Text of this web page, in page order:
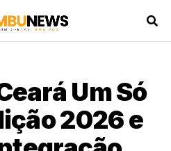
Um Só
2026 e